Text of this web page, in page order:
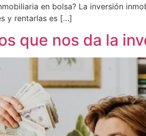
en bolsa? La inversión
y rentarlas es […]
que nos da la